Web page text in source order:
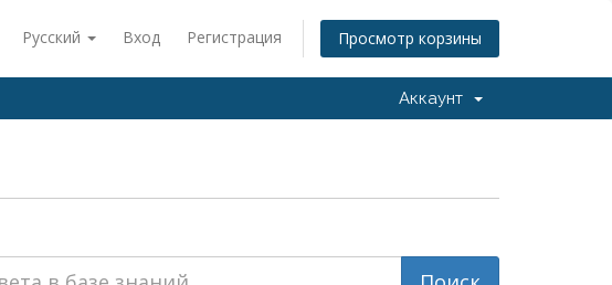
Русский Вход Регистрация Просмотр корзины
Аккаунт